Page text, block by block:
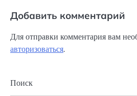
Добавить комментарий
Для отправки комментария вам
авторизоваться.
Поиск